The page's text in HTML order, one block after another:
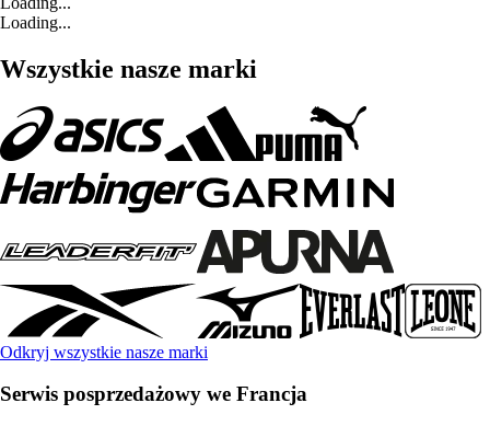
Loading...
Wszystkie nasze marki
Odkryj wszystkie nasze marki
Serwis posprzedażowy we Francja